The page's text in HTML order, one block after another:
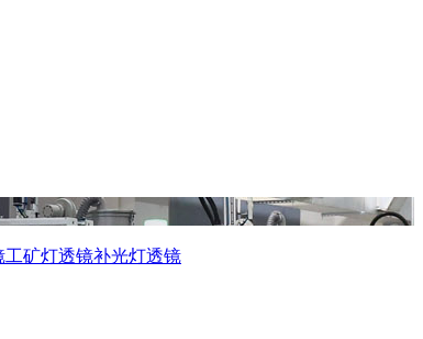
工矿灯透镜补光灯透镜